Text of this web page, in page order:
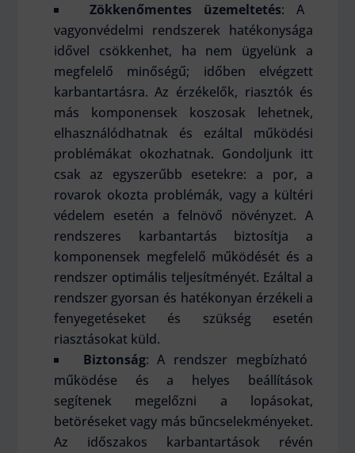
Zökkenőmentes üzemeltetés: A
vagyonvédelmi rendszerek hatékonysága
idővel csökkenhet, ha nem ügyelünk a
megfelelő minőségű; időben elvégzett
karbantartásra. Az érzékelők, riasztók és
más komponensek koszosak lehetnek,
elhasználódhatnak és ezáltal működési
problémákat okozhatnak. Gondoljunk itt
csak az egyszerűbb esetekre: a por, a
rovarok okozta problémák, vagy a kültéri
védelem esetén a felnövő növényzet. A
rendszeres karbantartás biztosítja a
komponensek megfelelő működését és a
rendszer optimális teljesítményét. Ezáltal a
rendszer gyorsan és hatékonyan érzékeli a
fenyegetéseket és szükség esetén
riasztásokat küld.
Biztonság: A rendszer megbízható
működése és a helyes beállítások
segítenek megelőzni a lopásokat,
betöréseket vagy más bűncselekményeket.
Az időszakos karbantartások révén